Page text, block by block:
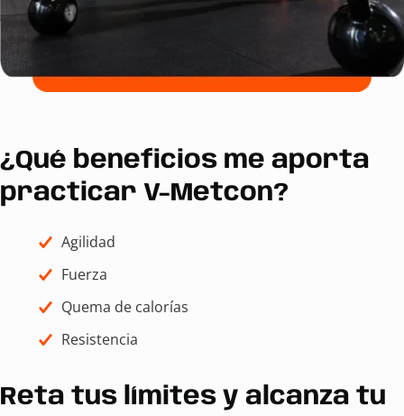
¿Qué beneficios me aporta
practicar V-Metcon?
Agilidad
Fuerza
Quema de calorías
Resistencia
Reta tus límites y alcanza tu